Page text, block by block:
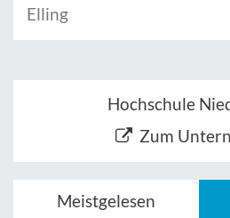
Elling
Hochschule
Zum
Meistgelesen